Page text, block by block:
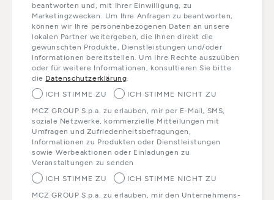
beantworten und, mit Ihrer Einwilligung, zu
Marketingzwecken. Um Ihre Anfragen zu beantworten,
können wir Ihre personenbezogenen Daten an unsere
lokalen Partner weitergeben, die Ihnen direkt die
gewünschten Produkte, Dienstleistungen und/oder
Informationen bereitstellen. Um Ihre Rechte auszuüben
oder für weitere Informationen, konsultieren Sie bitte
die Datenschutzerklärung
ICH STIMME ZU
ICH STIMME NICHT ZU
MCZ GROUP S.p.a. zu erlauben, mir per E-Mail, SMS,
soziale Netzwerke, kommerzielle Mitteilungen mit
Umfragen und Zufriedenheitsbefragungen,
Informationen zu Produkten oder Dienstleistungen
sowie Werbeaktionen oder Einladungen zu
Veranstaltungen zu senden
ICH STIMME ZU
ICH STIMME NICHT ZU
MCZ GROUP S.p.a. zu erlauben, mir den Unternehmens-